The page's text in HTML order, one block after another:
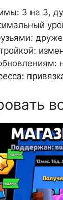
3 на 3,